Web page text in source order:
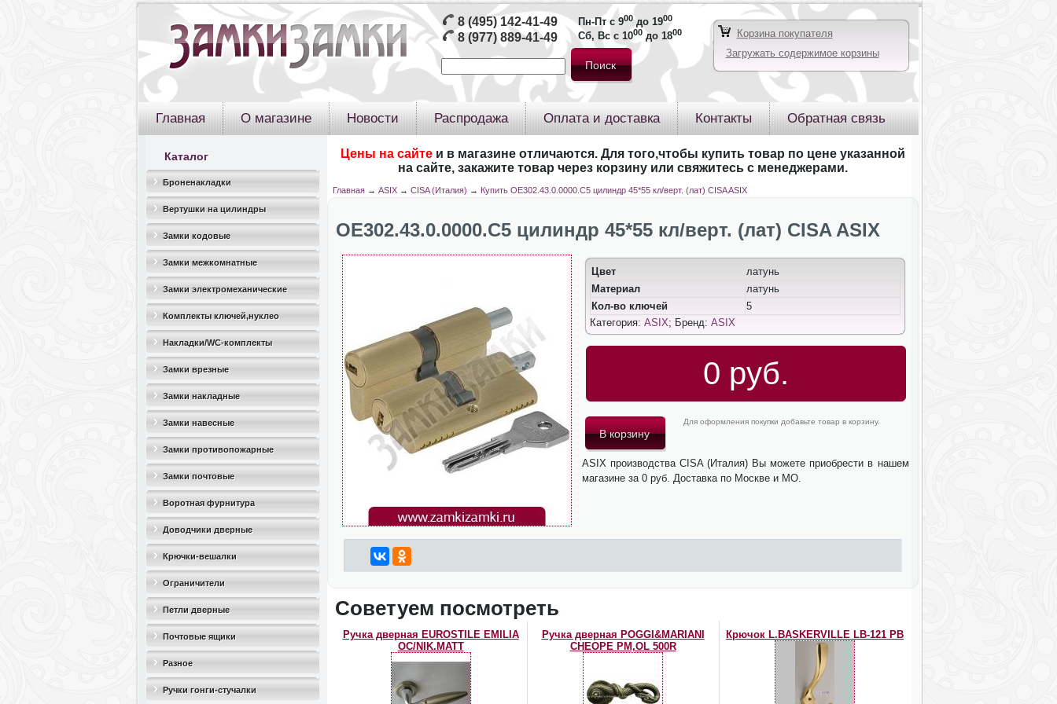
8 (495) 142-41-49
8 (977) 889-41-49
Пн-Пт с 900до 1900
Сб, Вс с 1000до 1800
Корзина покупателя
Загружать содержимое корзины
Главная О магазине Новости Распродажа Оплата и доставка Контакты Обратная связь
Каталог
Броненакладки
Вертушки на цилиндры
Замки кодовые
Замки межкомнатные
Замки электромеханические
Комплекты ключей,нуклео
Накладки/WC-комплекты
Замки врезные
Замки накладные
Замки навесные
Замки противопожарные
Замки почтовые
Воротная фурнитура
Доводчики дверные
Крючки-вешалки
Ограничители
дверные(стопоры)
Петли дверные
Почтовые ящики
Разное
Ручки гонги-стучалки
Цены на сайте и в магазине отличаются. Для того,чтобы купить товар по цене указанной
на сайте, закажите товар через корзину или свяжитесь с менеджерами.
Главная →ASIX →CISA (Италия) → Купить OЕ302.43.0.0000.C5 цилиндр 45*55 кл/верт. (лат) CISA ASIX
OЕ302.43.0.0000.C5 цилиндр 45*55 кл/верт. (лат) CISA ASIX
Цвет
латунь
Материал
латунь
Кол-во ключей
5
Категория: ASIX; Бренд: ASIX
0 руб.
Для оформления покупки добавьте товар в корзину.
ASIX производства CISA (Италия) Вы можете приобрести в нашем
магазине за 0 руб. Доставка по Москве и МО.
Советуем посмотреть
Ручка дверная EUROSTILE EMILIA
OC/NIK.MATT
Ручка дверная POGGI&MARIANI
CHEOPE PM,OL 500R
Крючок L.BASKERVILLE LB-121 PB